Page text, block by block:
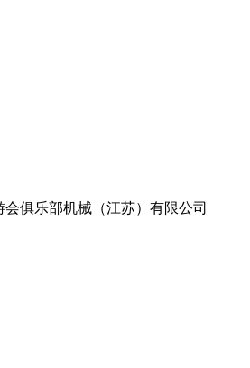
会俱乐部机械（江苏）有限公司